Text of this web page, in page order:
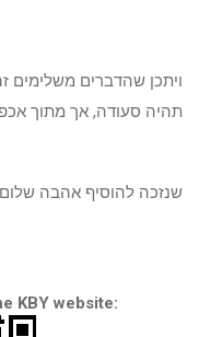
ויתכן שהדברים משלימים
תהיה סעודה, אך מתוך
שנזכה להוסיף אהבה
KBY website: